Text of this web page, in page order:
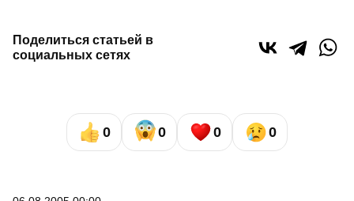
Поделиться статьей в
социальных сетях
0 0 0 0